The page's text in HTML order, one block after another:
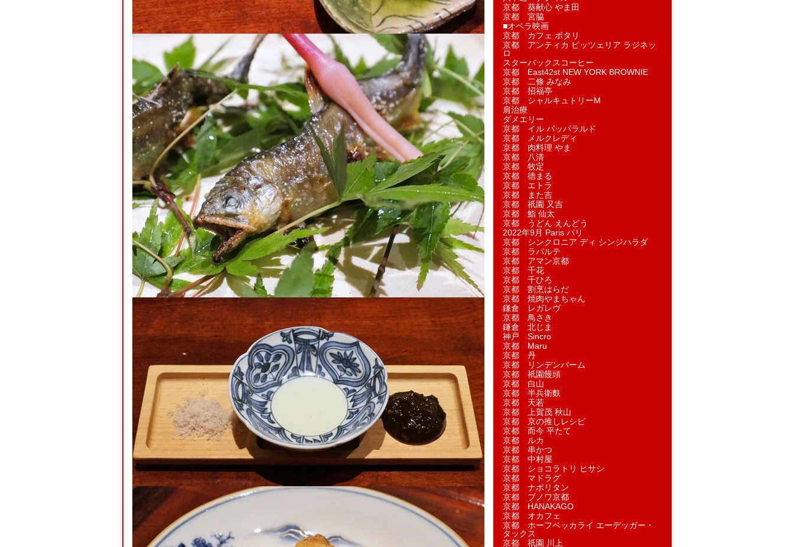
京都 葵献心 やま田
京都 宮脇
■オペラ映画
京都 カフェ ポタリ
京都 アンティカ ピッツェリア ラジネッ
ロ
スターバックスコーヒー
京都 East42st NEW YORK BROWNIE
京都 二條 みなみ
京都 招福亭
京都 シャルキュトリーM
肩治療
ダメエリー
京都 イル パッパラルド
京都 メルクレディ
京都 肉料理 やま
京都 八清
京都 牧定
京都 徳まる
京都 エトラ
京都 また吉
京都 祇園 又吉
京都 鮨 仙太
京都 うどん えんどう
2022年9月 Paris パリ
京都 シンクロニア ディ シンジハラダ
京都 ラパルテ
京都 アマン京都
京都 千花
京都 千ひろ
京都 割烹はらだ
京都 焼肉やまちゃん
鎌倉 レガレヴ
京都 鳥さき
鎌倉 北じま
神戸 Sincro
京都 Maru
京都 丹
京都 リンデンバーム
京都 祇園饅頭
京都 白山
京都 半兵衛麩
京都 天若
京都 上賀茂 秋山
京都 京の推しレシピ
京都 而今 平たて
京都 ルカ
京都 串かつ
京都 中村屋
京都 ショコラトリ ヒサシ
京都 マドラグ
京都 ナポリタン
京都 ブノワ京都
京都 HANAKAGO
京都 オカフェ
京都 ホーフベッカライ エーデッガー・
タックス
京都 祇園 川上